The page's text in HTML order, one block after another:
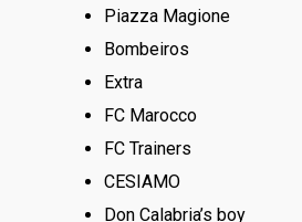
Piazza Magione
Bombeiros
Extra
FC Marocco
FC Trainers
CESIAMO
Don Calabria’s boy